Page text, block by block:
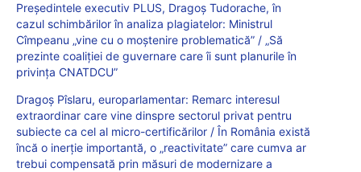
Președintele executiv PLUS, Dragoș Tudorache, în
cazul schimbărilor în analiza plagiatelor: Ministrul
Cîmpeanu „vine cu o moștenire problematică” / „Să
prezinte coaliției de guvernare care îi sunt planurile în
privința CNATDCU”
Dragoș Pîslaru, europarlamentar: Remarc interesul
extraordinar care vine dinspre sectorul privat pentru
subiecte ca cel al micro-certificărilor / În România există
încă o inerție importantă, o „reactivitate” care cumva ar
trebui compensată prin măsuri de modernizare a